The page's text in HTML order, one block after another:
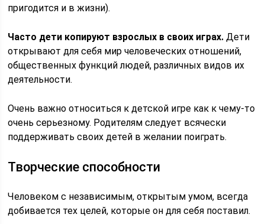
пригодится и в жизни).
Часто дети копируют взрослых в своих играх. Дети
открывают для себя мир человеческих отношений,
общественных функций людей, различных видов их
деятельности.
Очень важно относиться к детской игре как к чему-то
очень серьезному. Родителям следует всячески
поддерживать своих детей в желании поиграть.
Творческие способности
Человеком с независимым, открытым умом, всегда
добивается тех целей, которые он для себя поставил.